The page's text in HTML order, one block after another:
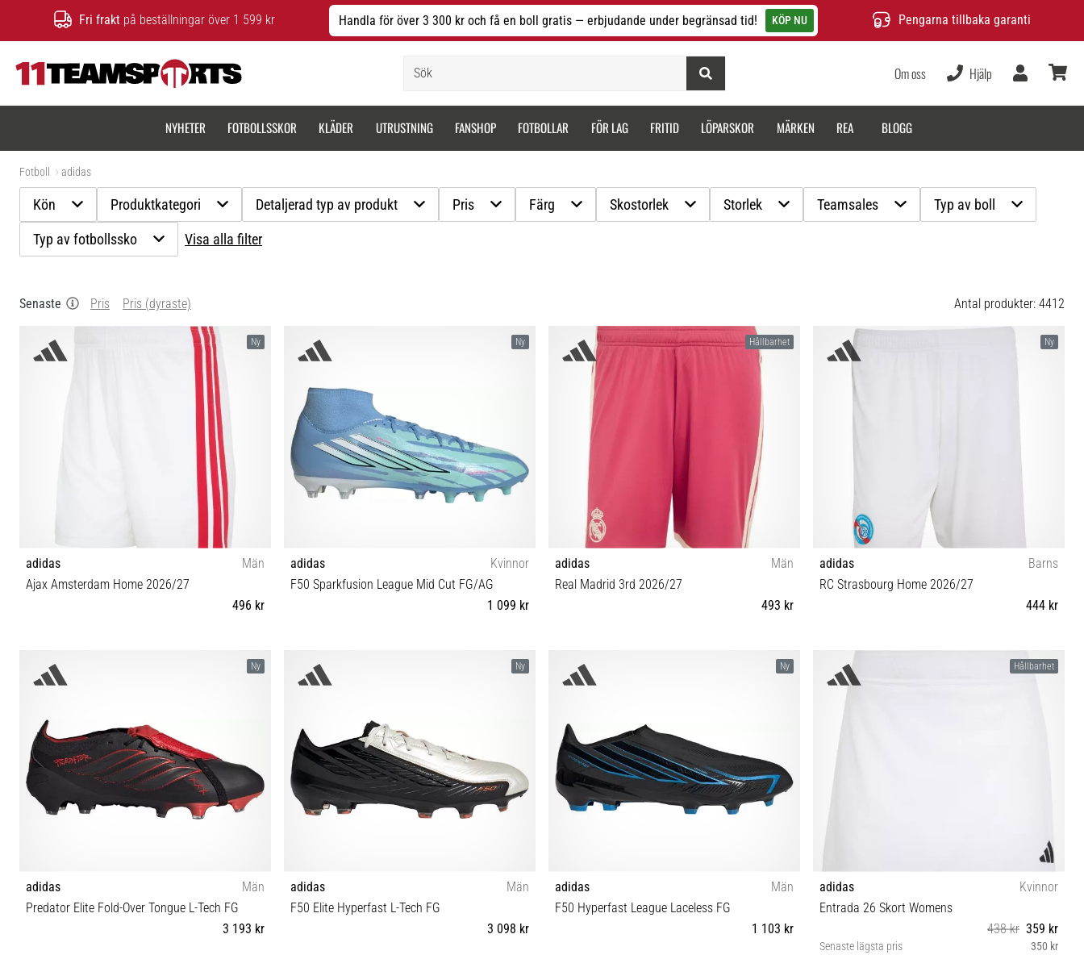
Fri frakt på beställningar över 1 599 kr Handla för över 3 300 kr och få en boll gratis — erbjudande under begränsad tid! KÖP NU Pengarna tillbaka garanti
Om oss Hjälp
NYHETER FOTBOLLSSKOR KLÄDER UTRUSTNING FANSHOP FOTBOLLAR FÖR LAG FRITID LÖPARSKOR MÄRKEN REA BLOGG
Fotboll adidas
Kön Produktkategori Detaljerad typ av produkt Pris Färg Skostorlek Storlek Teamsales Typ av boll
Typ av fotbollssko Visa alla filter
Senaste Pris Pris (dyraste) Antal produkter: 4412
Ny
adidas
Män
Ajax Amsterdam Home 2026/27
496 kr
Ny
adidas
Kvinnor
F50 Sparkfusion League Mid Cut FG/AG
1 099 kr
36⅔ 37⅓ 38 38⅔ 39⅓ 40 40⅔ 41⅓ 42
Hållbarhet
adidas
Män
Real Madrid 3rd 2026/27
493 kr
Ny
adidas
Barns
RC Strasbourg Home 2026/27
444 kr
XS (123-128 cm) S (135-140 cm) M (147-152 cm) L
Ny
adidas
Män
Predator Elite Fold-Over Tongue L-Tech FG
3 193 kr
Ny
adidas
Män
F50 Elite Hyperfast L-Tech FG
3 098 kr
Ny
adidas
Män
F50 Hyperfast League Laceless FG
1 103 kr
Hållbarhet
adidas
Kvinnor
Entrada 26 Skort Womens
438 kr 359 kr
Senaste lägsta pris 350 kr